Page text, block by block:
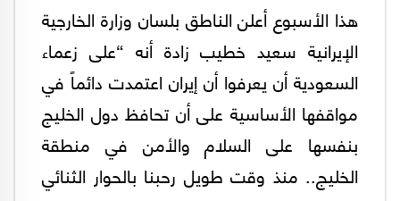
هذا الأسبوع أعلن الناطق بلسان وزارة الخارجية
الإيرانية سعيد خطيب زادة أنه “على زعماء
السعودية أن يعرفوا أن إيران اعتمدت دائماً في
مواقفها الأساسية على أن تحافظ دول الخليج
بنفسها على السلام والأمن في منطقة
الخليج.. منذ وقت طويل رحبنا بالحوار الثنائي